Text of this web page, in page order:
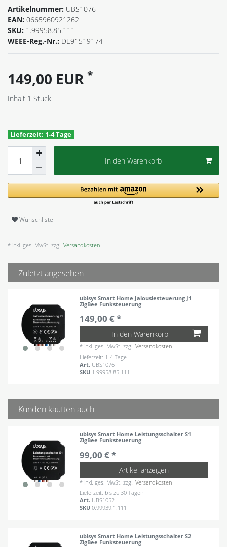
Artikelnummer: UBS1076
EAN: 0665960921262
SKU: 1.99958.85.111
WEEE-Reg.-Nr.: DE91519174
149,00 EUR *
Inhalt 1 Stück
Lieferzeit: 1-4 Tage
In den Warenkorb
Wunschliste
* inkl. ges. MwSt. zzgl. Versandkosten
Zuletzt angesehen
ubisys Smart Home Jalousiesteuerung J1
ZigBee Funksteuerung
149,00 € *
In den Warenkorb
* inkl. ges. MwSt. zzgl.Versandkosten
Lieferzeit: 1-4 Tage
Art. UBS1076
SKU 1.99958.85.111
Kunden kauften auch
ubisys Smart Home Leistungsschalter S1
ZigBee Funksteuerung
99,00 € *
Artikel anzeigen
* inkl. ges. MwSt. zzgl.Versandkosten
Lieferzeit: bis zu 30 Tagen
Art. UBS1052
SKU0.99939.1.111
ubisys Smart Home Leistungsschalter S2
ZigBee Funksteuerung